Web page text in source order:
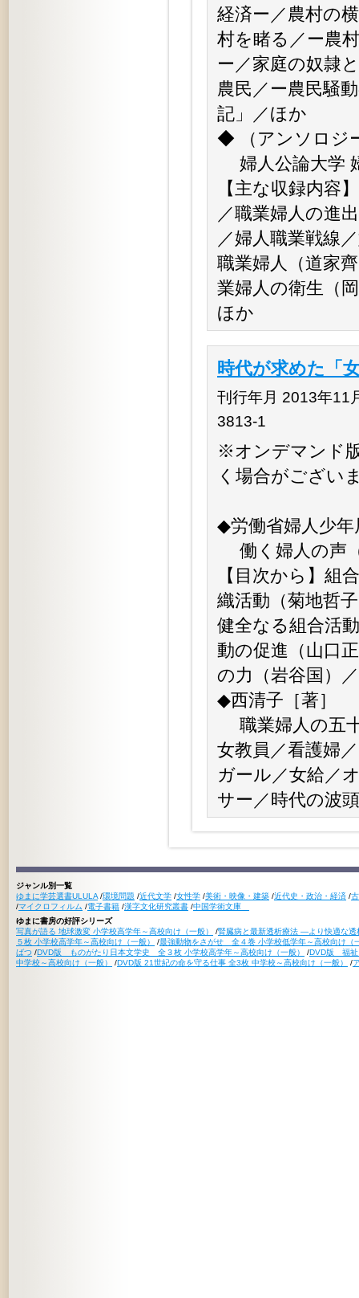
経済ー／農村の
村を睹る／ー農
ー／家庭の奴隷
農民／ー農民騒
記」／ほか
◆ （アンソロジ
婦人公論大学
【主な収録内容
／職業婦人の進
／婦人職業戦線
職業婦人（道家
業婦人の衛生（
ほか
時代が求めた
刊行年月 2013年11
3813-1
※オンデマンド
く場合がござい
◆労働省婦人少
働く婦人の声
【目次から】組
織活動（菊地哲
健全なる組合活
動の促進（山口
の力（岩谷国）
◆西清子［著］
職業婦人の五
女教員／看護婦
ガール／女給／
サー／時代の波頭
ジャンル別一覧
ゆまに学芸選書ULULA /環境問題 /近代文学 /女性学 /美術・映像・建築 /近代史・政治・経済 /
/マイクロフィルム /電子書籍 /漢字文化研究叢書 /中国学術文庫
ゆまに書房の好評シリーズ
写真が語る 地球激変 小学校高学年～高校向け（一般）
/腎臓病と最新透析療法 ―より快適な
５枚 小学校高学年～高校向け（一般）
/最強動物をさがせ 全４巻 小学校低学年～高校向け（
ばつ /DVD版 ものがたり日本文学史 全３枚 小学校高学年～高校向け（一般） /DVD版 福祉
中学校～高校向け（一般）
/DVD版 21世紀の命を守る仕事 全3枚 中学校～高校向け（一般） /